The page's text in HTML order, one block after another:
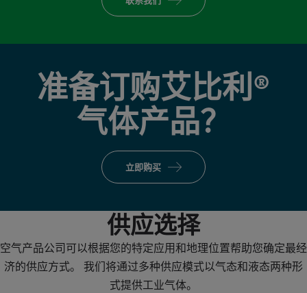
准备订购艾比利®
气体产品？
立即购买
供应选择
空气产品公司可以根据您的特定应用和地理位置帮助您确定最经
济的供应方式。 我们将通过多种供应模式以气态和液态两种形
式提供工业气体。